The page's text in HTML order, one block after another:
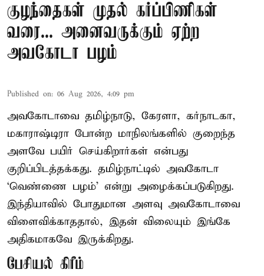
குழந்தைகள் முதல் கர்ப்பிணிகள்
வரை... அனைவருக்கும் ஏற்ற
அவகோடா பழம்
Published on: 06 Aug 2026, 4:09 pm
அவகோடாவை தமிழ்நாடு, கேரளா, கர்நாடகா,
மகாராஷ்டிரா போன்ற மாநிலங்களில் குறைந்த
அளவே பயிர் செய்கிறார்கள் என்பது
குறிப்பிடத்தக்கது. தமிழ்நாட்டில் அவகோடா
‘வெண்ணை பழம்’ என்று அழைக்கப்படுகிறது.
இந்தியாவில் போதுமான அளவு அவகோடாவை
விளைவிக்காததால், இதன் விலையும் இங்கே
அதிகமாகவே இருக்கிறது.
பேசியல் கிரீம்